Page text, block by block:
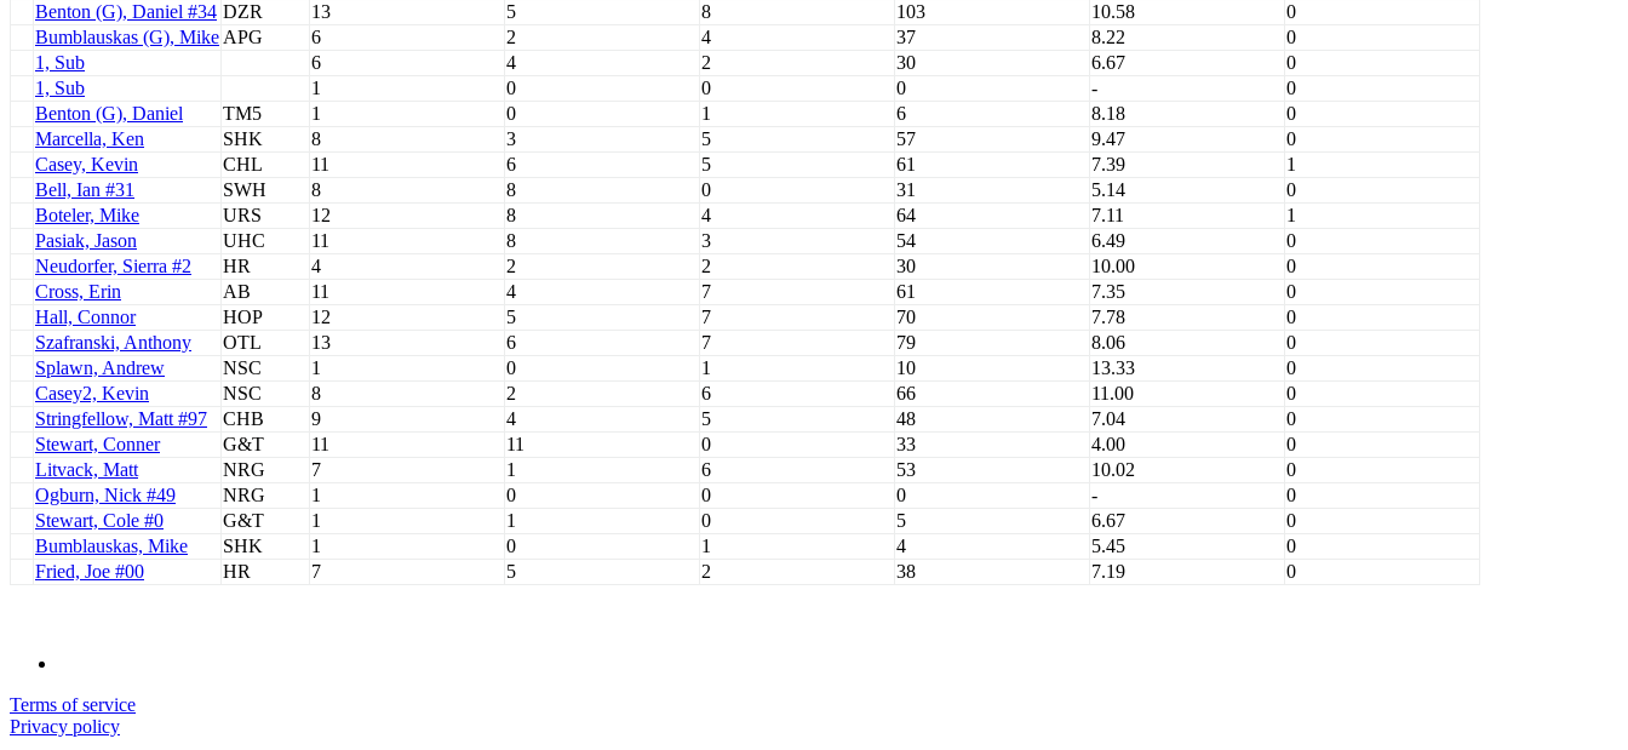
Benton (G), Daniel #34 DZR 13 5 8 103 10.58
0
Bumblauskas (G), Mike APG 6 2 4 37 8.22
0
1, Sub
6 4 2 30 6.67
0
1, Sub
1 0 0 0 -
0
Benton (G), Daniel
TM5 1 0 1 6 8.18
0
Marcella, Ken
SHK 8 3 5 57 9.47
0
Casey, Kevin
CHL 11 6 5 61 7.39
1
Bell, Ian #31
SWH 8 8 0 31 5.14
0
Boteler, Mike
URS 12 8 4 64 7.11
1
Pasiak, Jason
UHC 11 8 3 54 6.49
0
Neudorfer, Sierra #2
HR 4 2 2 30 10.00
0
Cross, Erin
AB 11 4 7 61 7.35
0
Hall, Connor
HOP 12 5 7 70 7.78
0
Szafranski, Anthony
OTL 13 6 7 79 8.06
0
Splawn, Andrew
NSC 1 0 1 10 13.33
0
Casey2, Kevin
NSC 8 2 6 66 11.00
0
Stringfellow, Matt #97
CHB 9 4 5 48 7.04
0
Stewart, Conner
G&T 11 11 0 33 4.00
0
Litvack, Matt
NRG 7 1 6 53 10.02
0
Ogburn, Nick #49
NRG 1 0 0 0 -
0
Stewart, Cole #0
G&T 1 1 0 5 6.67
0
Bumblauskas, Mike
SHK 1 0 1 4 5.45
0
Fried, Joe #00
HR 7 5 2 38 7.19 0
Terms of service
Privacy policy